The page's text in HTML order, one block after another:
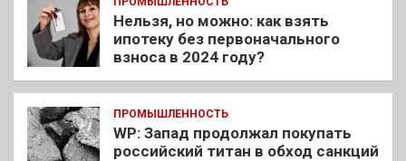
Нельзя, но можно: как взять
ипотеку без первоначального
взноса в 2024 году?
ПРОМЫШЛЕННОСТЬ
WP: Запад продолжал покупать
российский титан в обход санкций